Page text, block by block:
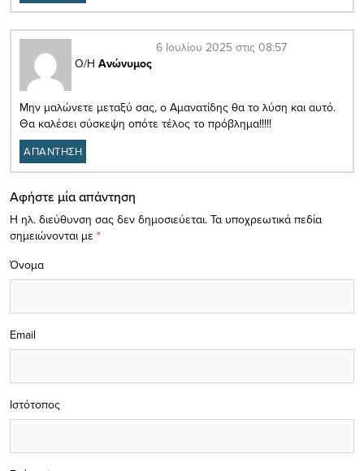
Ο/Η Ανώνυμος
6 Ιουλίου 2025 στις 08:57
Μην μαλώνετε μεταξύ σας, ο Αμανατίδης θα το λύση και αυτό.
Θα καλέσει σύσκεψη οπότε τέλος το πρόβλημα!!!!!
ΑΠΑΝΤΗΣΗ
Αφήστε μία απάντηση
Η ηλ. διεύθυνση σας δεν δημοσιεύεται. Τα υποχρεωτικά πεδία
σημειώνονται με *
Όνομα
Email
Ιστότοπος